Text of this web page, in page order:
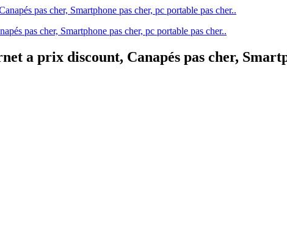
pas cher, Smartphone pas cher, pc portable pas cher..
a prix discount, Canapés pas cher,